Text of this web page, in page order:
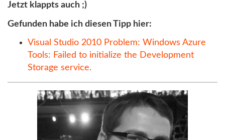
Jetzt klappts auch ;)
Gefunden habe ich diesen Tipp hier:
Visual Studio 2010 Problem: Windows Azure
Tools: Failed to initialize the Development
Storage service.